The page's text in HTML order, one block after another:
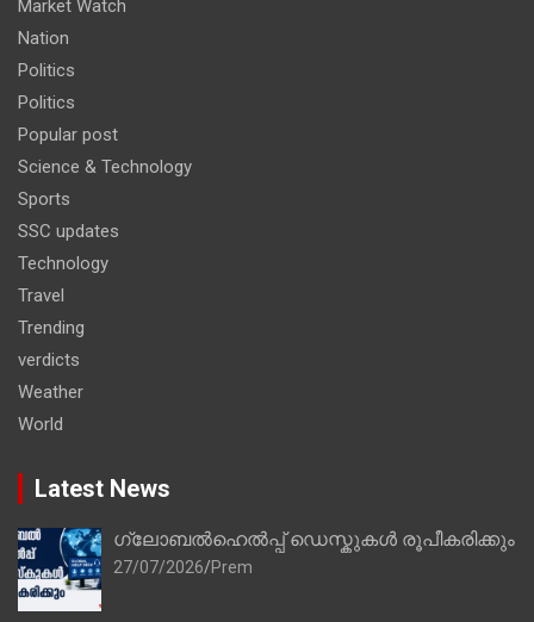
Market Watch
Nation
Politics
Politics
Popular post
Science & Technology
Sports
SSC updates
Technology
Travel
Trending
verdicts
Weather
World
Latest News
ഗ്ലോബൽഹെൽപ്പ് ഡെസ്കുകൾ രൂപീകരിക്കും
27/07/2026 Prem